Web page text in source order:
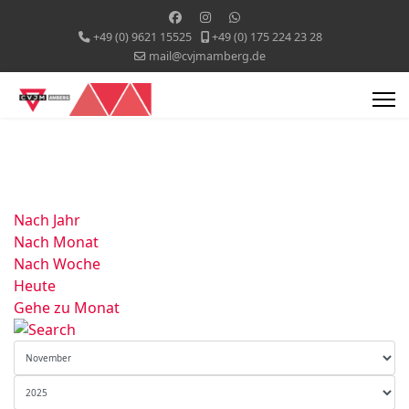
+49 (0) 9621 15525
+49 (0) 175 224 23 28
mail@cvjmamberg.de
Nach Jahr
Nach Monat
Nach Woche
Heute
Gehe zu Monat